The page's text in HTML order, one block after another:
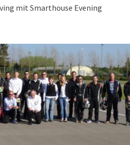
mit Smarthouse Evening